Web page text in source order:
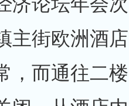
主街欧洲酒
，而通往二